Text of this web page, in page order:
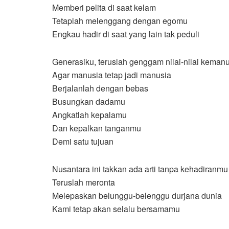
Memberi pelita di saat kelam
Tetaplah melenggang dengan egomu
Engkau hadir di saat yang lain tak peduli
Generasiku, teruslah genggam nilai-nilai
Agar manusia tetap jadi manusia
Berjalanlah dengan bebas
Busungkan dadamu
Angkatlah kepalamu
Dan kepalkan tanganmu
Demi satu tujuan
Nusantara ini takkan ada arti tanpa kehadiranmu
Teruslah meronta
Melepaskan belunggu-belenggu durjana dunia
Kami tetap akan selalu bersamamu